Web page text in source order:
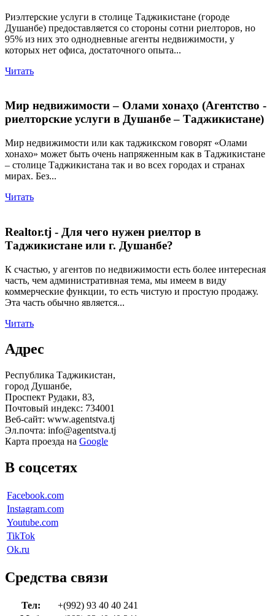
Риэлтерские услуги в столице Таджикистане (городе
Душанбе) предоставляется со стороны сотни риелторов, но
95% из них это однодневные агенты недвижимости, у
которых нет офиса, достаточного опыта...
Читать
Мир недвижимости – Олами хонаҳо (Агентство -
риелторские услуги в Душанбе – Таджикистане)
Мир недвижимости или как таджикском говорят «Олами
хонахо» может быть очень напряженным как в Таджикистане
– столице Таджикистана так и во всех городах и странах
мирах. Без...
Читать
Realtor.tj - Для чего нужен риелтор в
Таджикистане или г. Душанбе?
К счастью, у агентов по недвижимости есть более интересная
часть, чем административная тема, мы имеем в виду
коммерческие функции, то есть чистую и простую продажу.
Эта часть обычно является...
Читать
Адрес
Республика Таджикистан,
город Душанбе,
Проспект Рудаки, 83,
Почтовый индекс: 734001
Веб-сайт: www.agentstva.tj
Эл.почта: info@agentstva.tj
Карта проезда на Google
В соцсетях
Facebook.com
Instagram.com
Youtube.com
TikTok
Ok.ru
Средства связи
Тел:
+(992) 93 40 40 241